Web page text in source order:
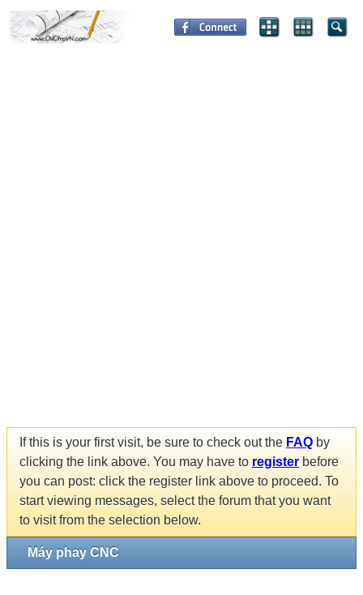
If this is your first visit, be sure to check out the FAQ by
clicking the link above. You may have to register before
you can post: click the register link above to proceed. To
start viewing messages, select the forum that you want
to visit from the selection below.
Máy phay CNC